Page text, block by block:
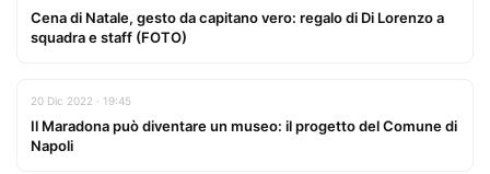
Cena di Natale, gesto da capitano vero: regalo di Di Lorenzo a
squadra e staff (FOTO)
20 Dic 2022 · 19:45
Il Maradona può diventare un museo: il progetto del Comune di
Napoli